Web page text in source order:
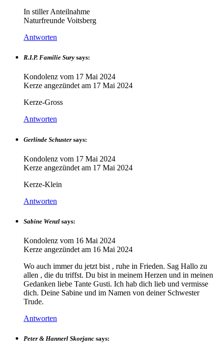
In stiller Anteilnahme
Naturfreunde Voitsberg
Antworten
R.I.P. Familie Sury says:
Kondolenz vom 17 Mai 2024
Kerze angezündet am 17 Mai 2024
Kerze-Gross
Antworten
Gerlinde Schuster says:
Kondolenz vom 17 Mai 2024
Kerze angezündet am 17 Mai 2024
Kerze-Klein
Antworten
Sabine Wenzl says:
Kondolenz vom 16 Mai 2024
Kerze angezündet am 16 Mai 2024
Wo auch immer du jetzt bist , ruhe in Frieden. Sag Hallo zu
allen , die du triffst. Du bist in meinem Herzen und in meinen
Gedanken liebe Tante Gusti. Ich hab dich lieb und vermisse
dich. Deine Sabine und im Namen von deiner Schwester
Trude.
Antworten
Peter & Hannerl Skorjanc says: